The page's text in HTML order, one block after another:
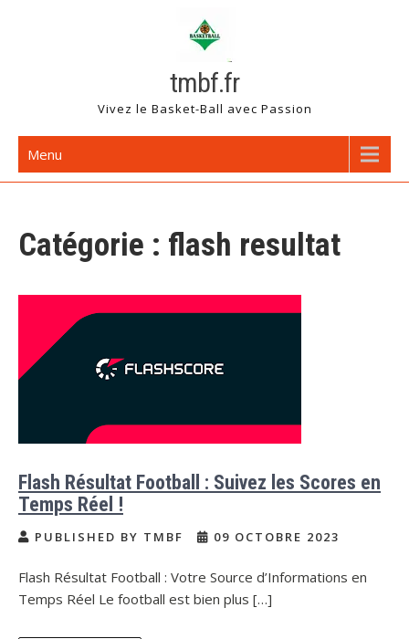
tmbf.fr
Vivez le Basket-Ball avec Passion
Menu
Catégorie : flash resultat
Flash Résultat Football : Suivez les Scores en
Temps Réel !
PUBLISHED BY TMBF 09 OCTOBRE 2023
Flash Résultat Football : Votre Source d’Informations en
Temps Réel Le football est bien plus […]